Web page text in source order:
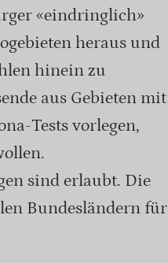
«eindringlich»
heraus und
hinein zu
aus Gebieten mit
Tests vorlegen,
sind erlaubt. Die
Bundesländern für